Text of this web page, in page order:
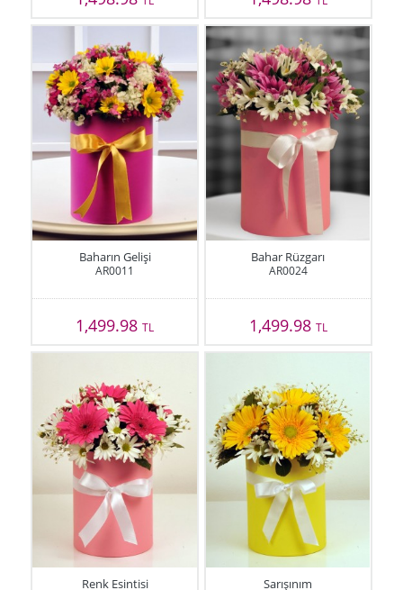
Baharın Gelişi
AR0011
1,499.98TL
Bahar Rüzgarı
AR0024
1,499.98 TL
Renk Esintisi Sarışınım